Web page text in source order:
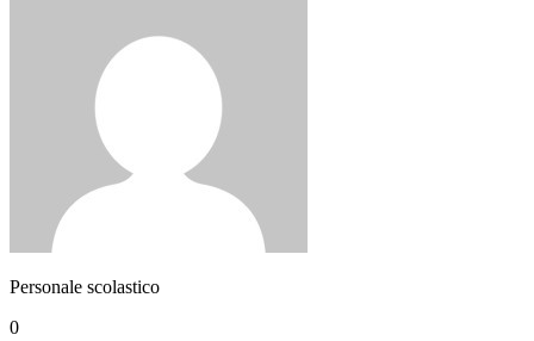
Personale scolastico
0